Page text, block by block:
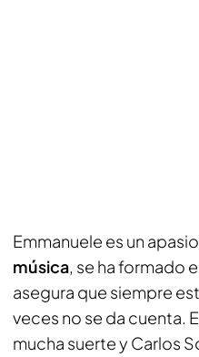
Emmanuele es un
música, se ha formado
asegura que siempre
veces no se da cuenta.
mucha suerte y Carlos